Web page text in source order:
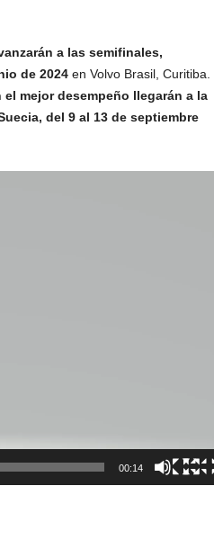
a las semifinales,
de 2024 en Volvo Brasil, Curitiba.
mejor desempeño llegarán a la
del 9 al 13 de septiembre
00:14